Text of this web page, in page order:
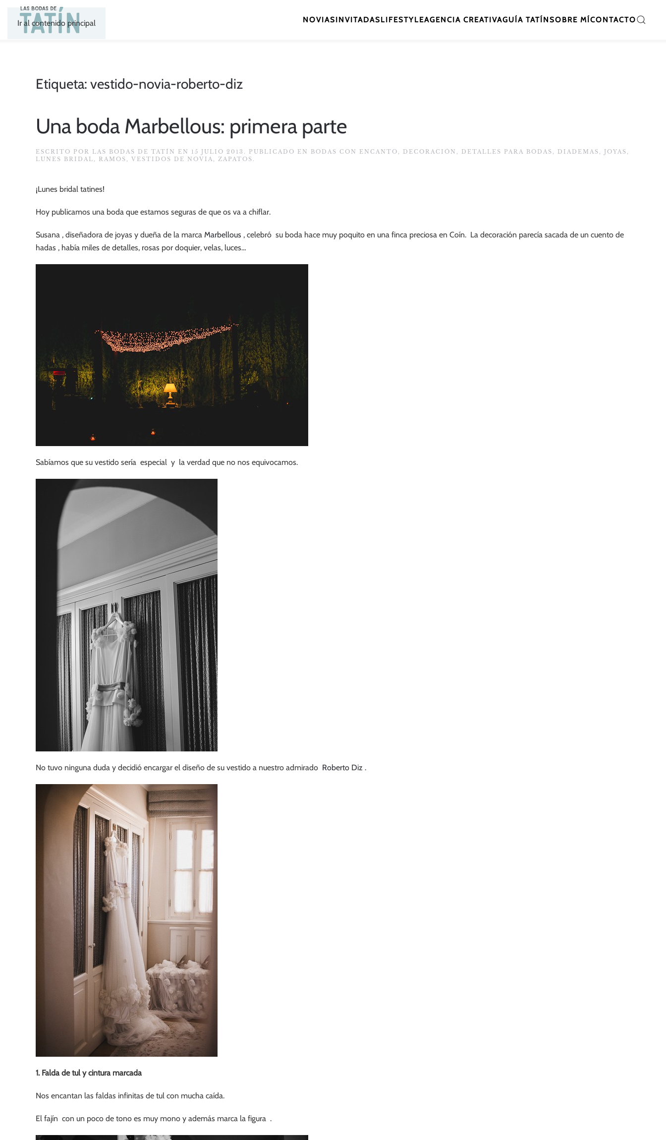
Ir al contenido principal NOVIASINVITADASLIFESTYLEAGENCIA CREATIVAGUÍA TATÍNSOBRE MÍCONTACTO
Etiqueta: vestido-novia-roberto-diz
Una boda Marbellous: primera parte
ESCRITO POR LAS BODAS DE TATÍN EN 15 JULIO 2013 . PUBLICADO EN BODAS CON ENCANTO , DECORACIÓN , DETALLES PARA BODAS , DIADEMAS , JOYAS ,
LUNES BRIDAL , RAMOS , VESTIDOS DE NOVIA , ZAPATOS .
¡Lunes bridal tatines!
Hoy publicamos una boda que estamos seguras de que os va a chiflar.
Susana , diseñadora de joyas y dueña de la marca Marbellous , celebró su boda hace muy poquito en una finca preciosa en Coín. La decoración parecía sacada de un cuento de
hadas , había miles de detalles, rosas por doquier, velas, luces…
Sabíamos que su vestido sería especial y la verdad que no nos equivocamos.
No tuvo ninguna duda y decidió encargar el diseño de su vestido a nuestro admirado Roberto Diz .
1. Falda de tul y cintura marcada
Nos encantan las faldas infinitas de tul con mucha caída.
El fajín con un poco de tono es muy mono y además marca la figura .